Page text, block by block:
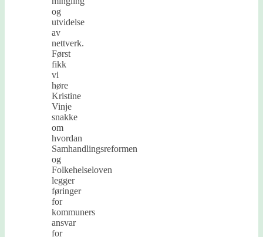
og
utvidelse
av
nettverk.
Først
fikk
vi
høre
Kristine
Vinje
snakke
om
hvordan
Samhandlingsreformen
og
Folkehelseloven
legger
føringer
for
kommuners
ansvar
for